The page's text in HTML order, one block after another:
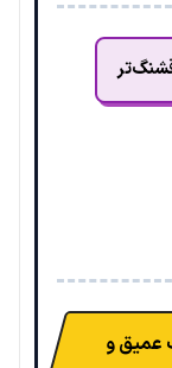
عمیق و